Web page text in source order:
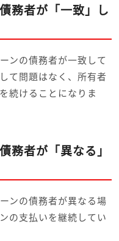
務者が「一致」し
ンの債務者が一致して
て問題はなく、所有者
続けることになりま
務者が「異なる」
ンの債務者が異なる場
の支払いを継続してい